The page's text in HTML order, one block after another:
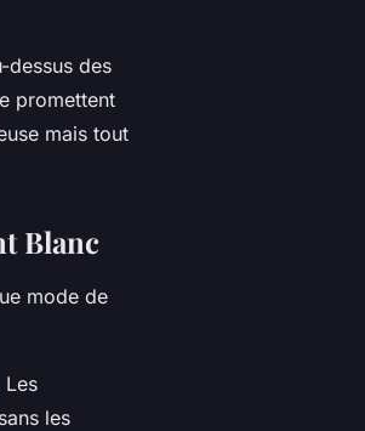
dessus des
promettent
mais tout
Blanc
mode de
les